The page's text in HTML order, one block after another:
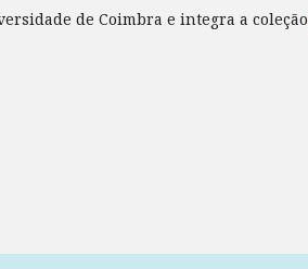
de Coimbra e integra a coleção